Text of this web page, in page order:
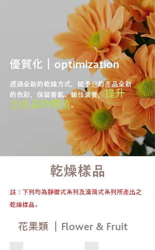
優質化｜optimization
透過全新的乾燥方式，賦予您的產品全新
的色彩，保留香氣、鎖住營養， 提升
您產品的價值。
​乾燥樣品
​註：下列均為靜置式系列及滾筒式系列所產出之
乾燥樣品。
​花果類 ｜ Flower & Fruit